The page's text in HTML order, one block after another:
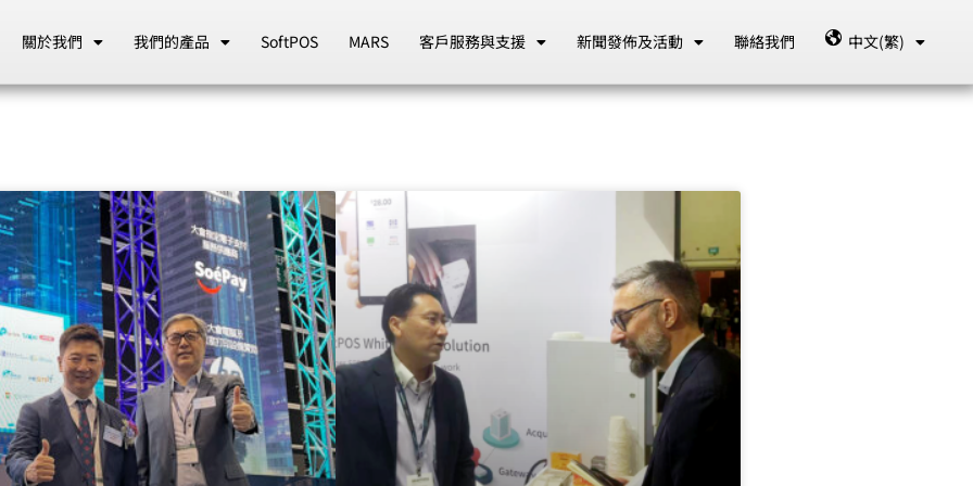
關於我們 我們的產品 SoftPOS MARS 客戶服務與支援 新聞發佈及活動 聯絡我們 中文(繁)